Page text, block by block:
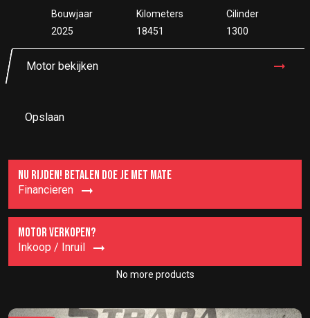
Bouwjaar
2025
Kilometers
18451
Cilinder
1300
Motor bekijken
Opslaan
NU RIJDEN! BETALEN DOE JE MET MATE
Financieren
MOTOR VERKOPEN?
Inkoop / Inruil
No more products